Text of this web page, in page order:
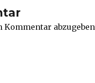
Kommentar